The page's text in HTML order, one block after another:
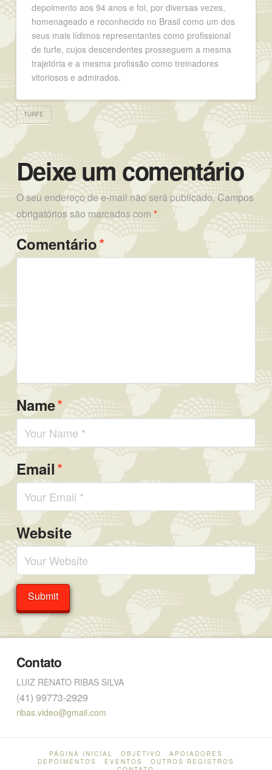
depoimento aos 94 anos e foi, por diversas vezes,
homenageado e reconhecido no Brasil como um dos
seus mais lídimos representantes como profissional
de turfe, cujos descendentes prosseguem a mesma
trajetória e a mesma profissão como treinadores
vitoriosos e admirados.
TURFE
Deixe um comentário
O seu endereço de e-mail não será publicado.Campos
obrigatórios são marcados com *
Comentário*
Name*
Email*
Website
Contato
LUIZ RENATO RIBAS SILVA
(41) 99773-2929
ribas.video@gmail.com
PÁGINA INICIAL OBJETIVO
APOIADORES
DEPOIMENTOS
EVENTOS
OUTROS REGISTROS